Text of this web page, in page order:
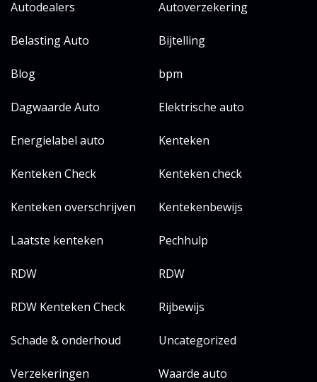
Autodealers Autoverzekering
Belasting Auto Bijtelling
Blog bpm
Dagwaarde Auto Elektrische auto
Energielabel auto Kenteken
Kenteken Check Kenteken check
Kenteken overschrijven Kentekenbewijs
Laatste kenteken Pechhulp
RDW RDW
RDW Kenteken Check Rijbewijs
Schade & onderhoud Uncategorized
Verzekeringen Waarde auto